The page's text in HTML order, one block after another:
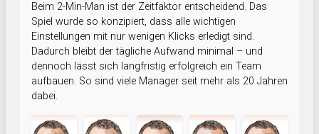
Beim 2-Min-Man ist der Zeitfaktor entscheidend. Das
Spiel wurde so konzipiert, dass alle wichtigen
Einstellungen mit nur wenigen Klicks erledigt sind.
Dadurch bleibt der tägliche Aufwand minimal – und
dennoch lässt sich langfristig erfolgreich ein Team
aufbauen. So sind viele Manager seit mehr als 20 Jahren
dabei.